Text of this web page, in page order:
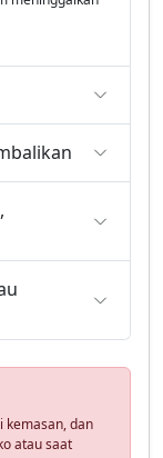
kemasan, dan
atau saat